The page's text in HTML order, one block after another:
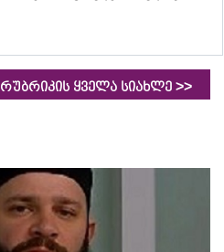
რუბრიკის ყველა სიახლე >>